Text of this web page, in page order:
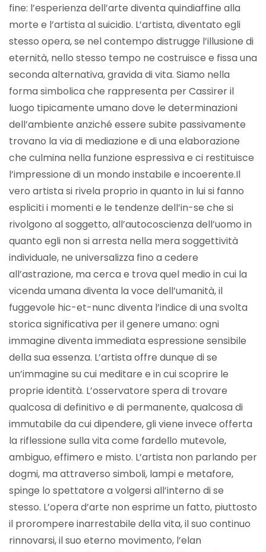
fine: l’esperienza dell’arte diventa quindiaffine alla
morte e l’artista al suicidio. L’artista, diventato egli
stesso opera, se nel contempo distrugge l’illusione di
eternità, nello stesso tempo ne costruisce e fissa una
seconda alternativa, gravida di vita. Siamo nella
forma simbolica che rappresenta per Cassirer il
luogo tipicamente umano dove le determinazioni
dell’ambiente anziché essere subite passivamente
trovano la via di mediazione e di una elaborazione
che culmina nella funzione espressiva e ci restituisce
l’impressione di un mondo instabile e incoerente.Il
vero artista si rivela proprio in quanto in lui si fanno
espliciti i momenti e le tendenze dell’in-se che si
rivolgono al soggetto, all’autocoscienza dell’uomo in
quanto egli non si arresta nella mera soggettività
individuale, ne universalizza fino a cedere
all’astrazione, ma cerca e trova quel medio in cui la
vicenda umana diventa la voce dell’umanità, il
fuggevole hic-et-nunc diventa l’indice di una svolta
storica significativa per il genere umano: ogni
immagine diventa immediata espressione sensibile
della sua essenza. L’artista offre dunque di se
un’immagine su cui meditare e in cui scoprire le
proprie identità. L’osservatore spera di trovare
qualcosa di definitivo e di permanente, qualcosa di
immutabile da cui dipendere, gli viene invece offerta
la riflessione sulla vita come fardello mutevole,
ambiguo, effimero e misto. L’artista non parlando per
dogmi, ma attraverso simboli, lampi e metafore,
spinge lo spettatore a volgersi all’interno di se
stesso. L’opera d’arte non esprime un fatto, piuttosto
il prorompere inarrestabile della vita, il suo continuo
rinnovarsi, il suo eterno movimento, l’elan